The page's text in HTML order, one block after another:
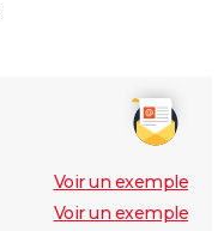
Voir un exemple
Voir un exemple